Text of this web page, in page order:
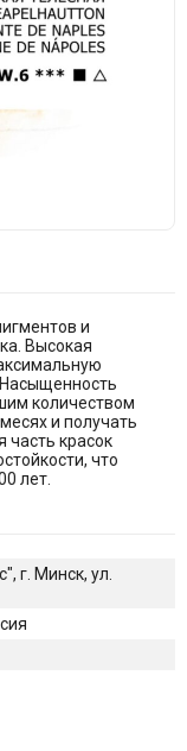
и
Высокая
Насыщенность
количеством
и получать
часть красок
что
лет.
г. Минск, ул.